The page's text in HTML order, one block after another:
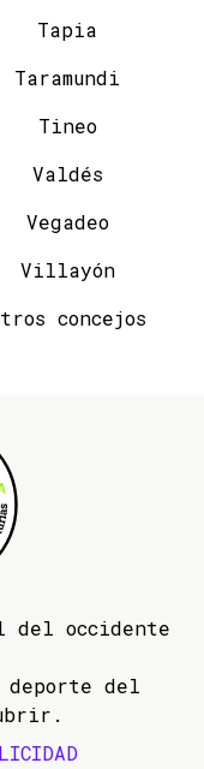
Tapia
Taramundi
Tineo
Valdés
Vegadeo
Villayón
concejos
occidente
del